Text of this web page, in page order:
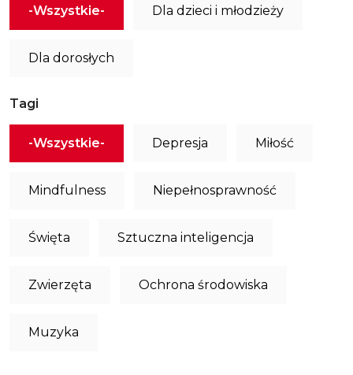
-Wszystkie- Dla dzieci i młodzieży
Dla dorosłych
Tagi
-Wszystkie- Depresja Miłość
Mindfulness Niepełnosprawność
Święta Sztuczna inteligencja
Zwierzęta Ochrona środowiska
Muzyka